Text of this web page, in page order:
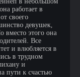
работает в
своего
девушек,
вместо этого она
Все
и влюбляется в
в трудном
и
пути к счастью